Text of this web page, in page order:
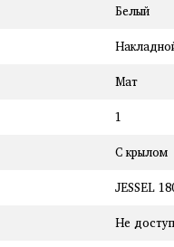
Белый
Мат
1
С крылом
JESSEL
Не